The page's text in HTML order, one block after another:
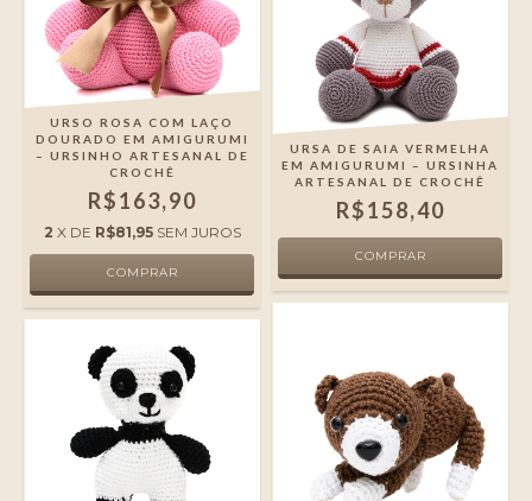
URSO ROSA COM LAÇO
DOURADO EM AMIGURUMI
– URSINHO ARTESANAL DE
CROCHÊ
R$163,90
2 X DE R$81,95 SEM JUROS
URSA DE SAIA VERMELHA
EM AMIGURUMI – URSINHA
ARTESANAL DE CROCHÊ
R$158,40